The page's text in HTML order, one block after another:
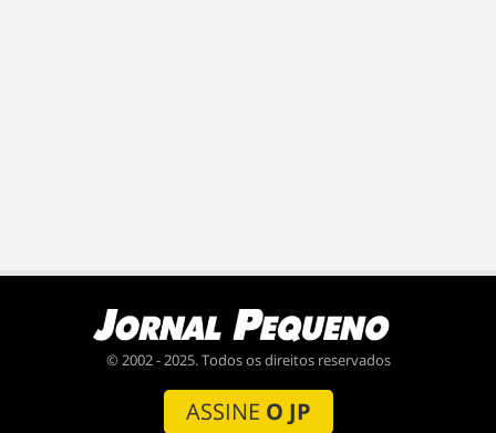
© 2002 - 2025. Todos os direitos reservados
ASSINE O JP